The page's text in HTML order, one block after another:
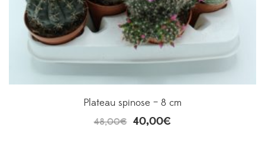
Plateau spinose – 8 cm
48,00€ 40,00€